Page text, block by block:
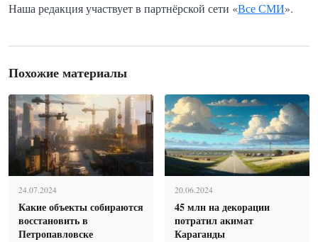
Наша редакция участвует в партнёрской сети «Все СМИ».
Похожие материалы
24.07.2024
Какие объекты собираются
восстановить в
Петропавловске
20.06.2024
45 млн на декорации
потратил акимат
Караганды